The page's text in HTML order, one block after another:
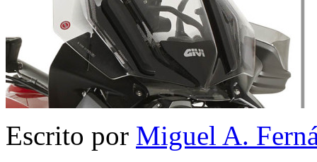
Escrito por Miguel A.